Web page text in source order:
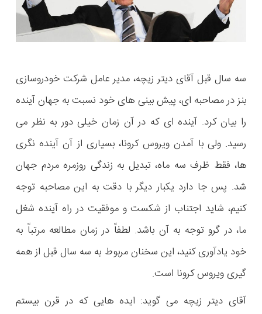
سه سال قبل آقای دیتر زیچه، مدیر عامل شرکت خودروسازی
بنز در مصاحبه ای، پیش بینی های خود نسبت به جهان آینده
را بیان کرد. آینده ای که در آن زمان خیلی دور به نظر می
رسید. ولی با آمدن ویروس کرونا، بسیاری از آن آینده نگری
ها، فقط ظرف سه ماه، تبدیل به زندگی روزمره مردم جهان
شد. پس جا دارد یکبار دیگر با دقت به این مصاحبه توجه
کنیم، شاید اجتناب از شکست و موفقیت در راه آینده شغل
ما، در گرو توجه به آن باشد. لطفاً در زمان مطالعه مرتباً به
خود یادآوری کنید، این سخنان مربوط به سه سال قبل از همه
گیری ویروس کرونا است.
آقای دیتر زیچه می گوید: ایده هایی که در قرن بیستم